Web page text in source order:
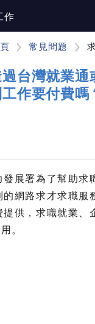
作
常見問題
台灣就業通
作要付費嗎
展署為了幫助求
網路求才求職服
供，求職就業、
。